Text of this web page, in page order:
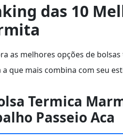
das 10
as melhores opções de
a que mais combina com seu
Termica
Passeio Aca